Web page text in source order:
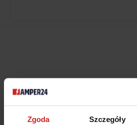
Zgoda Szczegóły